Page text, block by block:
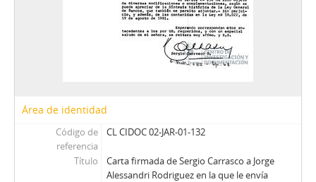
AMP - Alfonso Marquéz de la Plata Yrarrázaval
FMA - Fernando Matthei Aubel
Área de identidad
Código de
referencia
CL CIDOC 02-JAR-01-132
Título
Carta firmada de Sergio Carrasco a Jorge
Alessandri Rodriguez en la que le envía